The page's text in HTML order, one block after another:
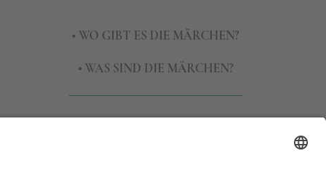
• WO GIBT ES DIE MÄRCHEN?
• WAS SIND DIE MÄRCHEN?